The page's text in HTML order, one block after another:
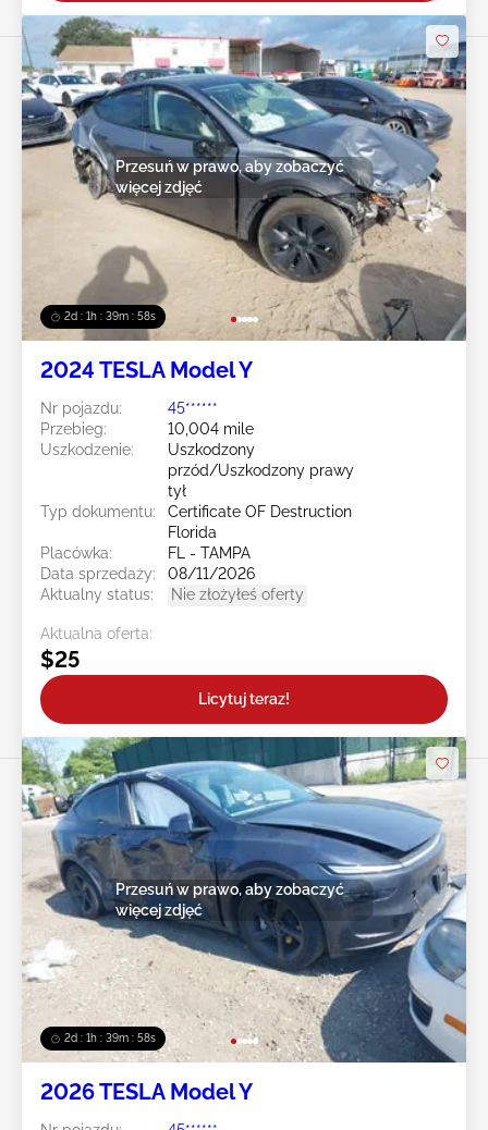
2d : 1h : 39m : 55s
Przesuń w prawo, aby zobaczyć
więcej zdjęć
2024 TESLA Model Y
Nr pojazdu:
45******
Przebieg:
10,004 mile
Uszkodzenie:
Uszkodzony
przód/Uszkodzony prawy
tył
Typ dokumentu:
Certificate OF Destruction
Florida
Placówka:
FL - TAMPA
Data sprzedaży:
08/11/2026
Aktualny status:
Nie złożyłeś oferty
Aktualna oferta:
$25
Licytuj teraz!
2d : 1h : 39m : 55s
Przesuń w prawo, aby zobaczyć
więcej zdjęć
2026 TESLA Model Y